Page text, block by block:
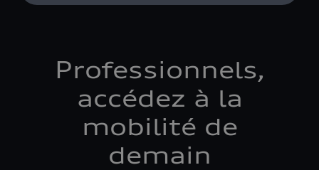
Professionnels,
accédez à la
mobilité de
demain